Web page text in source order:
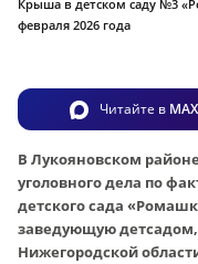
Крыша в детском саду №3
февраля 2026 года
Читайте в MAX
В Лукояновском
уголовного дела по
детского сада
заведующую
Нижегородской